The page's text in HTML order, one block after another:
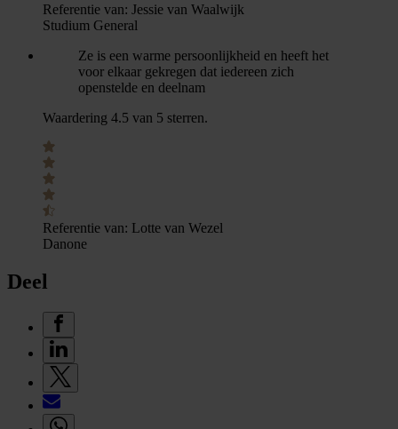
Referentie van: Jessie van Waalwijk
Studium General
Ze is een warme persoonlijkheid en heeft het
voor elkaar gekregen dat iedereen zich
openstelde en deelnam
Waardering 4.5 van 5 sterren.
Referentie van: Lotte van Wezel
Danone
Deel